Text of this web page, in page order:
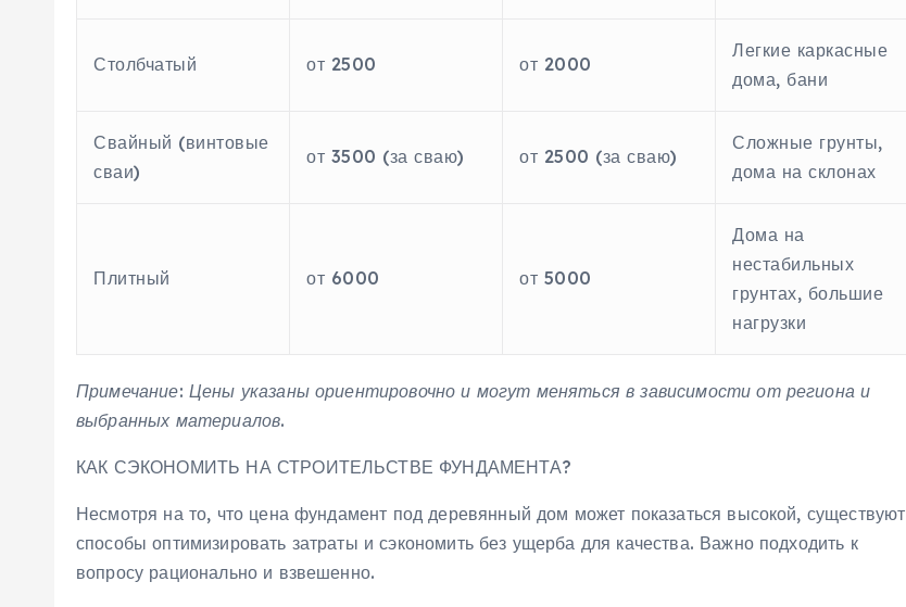
Столбчатый от 2500 от 2000
Легкие каркасные
дома‚ бани
Свайный (винтовые
сваи)
от 3500 (за сваю) от 2500 (за сваю)
Сложные грунты‚
дома на склонах
Плитный от 6000 от 5000
Дома на
нестабильных
грунтах‚ большие
нагрузки
Примечание: Цены указаны ориентировочно и могут меняться в зависимости от региона и
выбранных материалов.
КАК СЭКОНОМИТЬ НА СТРОИТЕЛЬСТВЕ ФУНДАМЕНТА?
Несмотря на то‚ что цена фундамент под деревянный дом может показаться высокой‚ существуют
способы оптимизировать затраты и сэкономить без ущерба для качества. Важно подходить к
вопросу рационально и взвешенно.